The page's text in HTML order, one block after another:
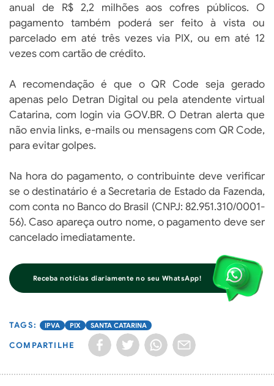
anual de R$ 2,2 milhões aos cofres públicos. O
pagamento também poderá ser feito à vista ou
parcelado em até três vezes via PIX, ou em até 12
vezes com cartão de crédito.
A recomendação é que o QR Code seja gerado
apenas pelo Detran Digital ou pela atendente virtual
Catarina, com login via GOV.BR. O Detran alerta que
não envia links, e-mails ou mensagens com QR Code,
para evitar golpes.
Na hora do pagamento, o contribuinte deve verificar
se o destinatário é a Secretaria de Estado da Fazenda,
com conta no Banco do Brasil (CNPJ: 82.951.310/0001-
56). Caso apareça outro nome, o pagamento deve ser
cancelado imediatamente.
Receba notícias diariamente no seu WhatsApp!
IPVA PIX SANTA CATARINA
COMPARTILHE